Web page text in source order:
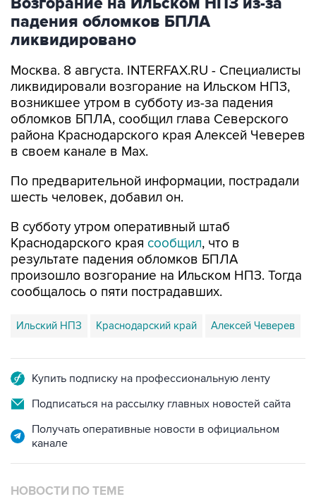
падения обломков БПЛА
ликвидировано
Москва. 8 августа. INTERFAX.RU - Специалисты
ликвидировали возгорание на Ильском НПЗ,
возникшее утром в субботу из-за падения
обломков БПЛА, сообщил глава Северского
района Краснодарского края Алексей Чеверев
в своем канале в Max.
По предварительной информации, пострадали
шесть человек, добавил он.
В субботу утром оперативный штаб
Краснодарского края сообщил, что в
результате падения обломков БПЛА
произошло возгорание на Ильском НПЗ. Тогда
сообщалось о пяти пострадавших.
Ильский НПЗ Краснодарский край Алексей Чеверев
Купить подписку на профессиональную ленту
Подписаться на рассылку главных новостей сайта
Получать оперативные новости в официальном
канале
НОВОСТИ ПО ТЕМЕ